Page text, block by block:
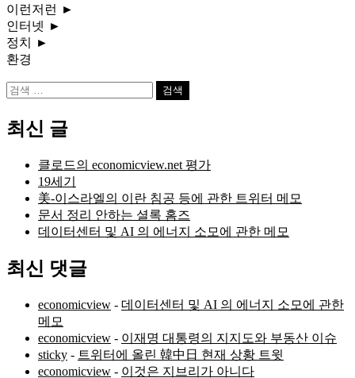
이런저런
►
인터넷 ►
정치
►
환경
검
최신 글
클로드의 economicview.net 평가
19세기
美-이스라엘의 이란 침공 등에 관한 트위터 메모
문서 정리 안하는 셜록 홈즈
데이터센터 및 AI 의 에너지 소모에 관한 메모
최신 댓글
economicview - 데이터센터 및 AI 의 에너지 소모에 관한
메모
economicview - 이재명 대통령의 지지도와 부동산 이슈
sticky - 트위터에 올린 韓中日 현재 상황 트윗
economicview - 이것은 지브리가 아니다